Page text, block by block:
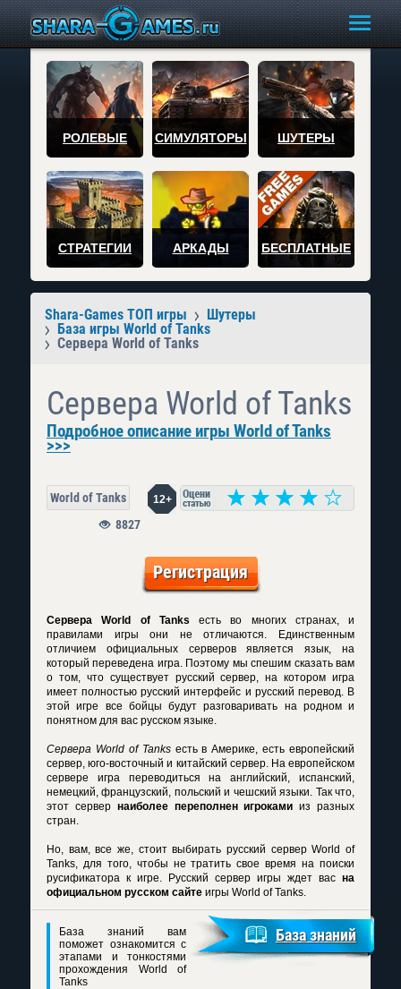
РОЛЕВЫЕ СИМУЛЯТОРЫ ШУТЕРЫ
СТРАТЕГИИ АРКАДЫ БЕСПЛАТНЫЕ
Shara-Games ТОП игры
Шутеры
База игры World of Tanks
Сервера World of Tanks
Сервера World of Tanks
Подробное описание игры World of Tanks
>>>
World of Tanks 12+
8827
Регистрация
Сервера World of Tanks есть во многих странах, и
правилами игры они не отличаются. Единственным
отличием официальных серверов является язык, на
который переведена игра. Поэтому мы спешим сказать вам
о том, что существует русский сервер, на котором игра
имеет полностью русский интерфейс и русский перевод. В
этой игре все бойцы будут разговаривать на родном и
понятном для вас русском языке.
Сервера World of Tanksесть в Америке, есть европейский
сервер, юго-восточный и китайский сервер. На европейском
сервере игра переводиться на английский, испанский,
немецкий, французский, польский и чешский языки. Так что,
этот сервер наиболее переполнен игроками из разных
стран.
Но, вам, все же, стоит выбирать русский сервер World of
Tanks, для того, чтобы не тратить свое время на поиски
русификатора к игре. Русский сервер игры ждет вас на
официальном русском сайте игры World of Tanks.
База знаний вам
поможет ознакомится с
этапами и тонкостями
прохождения World of
Tanks
База знаний